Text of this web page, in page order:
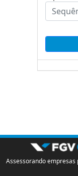
Assessorando empresas